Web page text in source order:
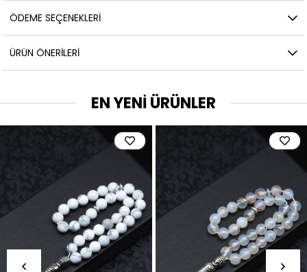
ÖDEME SEÇENEKLERI
ÜRÜN ÖNERILERI
EN YENİ ÜRÜNLER